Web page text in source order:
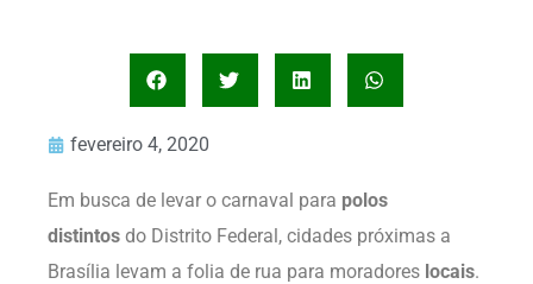
fevereiro 4, 2020
Em busca de levar o carnaval para polos
distintos do Distrito Federal, cidades próximas a
Brasília levam a folia de rua para moradores locais.